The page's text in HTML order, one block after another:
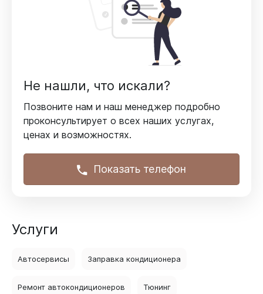
Не нашли, что искали?
Позвоните нам и наш менеджер подробно
проконсультирует о всех наших услугах,
ценах и возможностях.
Показать телефон
Услуги
Автосервисы Заправка кондиционера
Ремонт автокондиционеров Тюнинг